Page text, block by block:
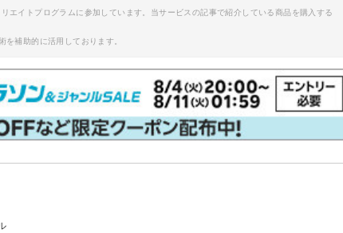
エイトプログラムに参加しています。当サービスの記事で紹介している商品を購入する
補助的に活用しております。